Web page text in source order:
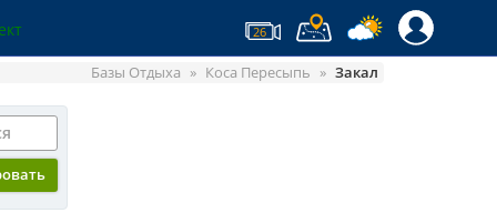
26
Базы Отдыха Коса Пересыпь Закал